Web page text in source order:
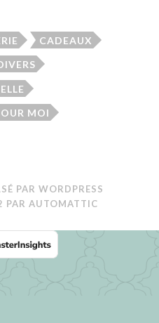
CADEAUX
MOI
PAR WORDPRESS
PAR AUTOMATTIC